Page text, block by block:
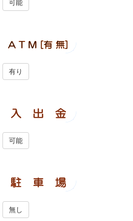
可能
有り
可能
無し